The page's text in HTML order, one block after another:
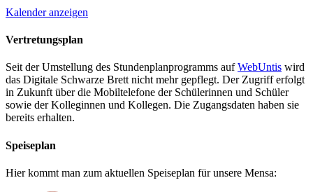
Kalender anzeigen
Vertretungsplan
Seit der Umstellung des Stundenplanprogramms aufWebUntis wird
das Digitale Schwarze Brett nicht mehr gepflegt. Der Zugriff erfolgt
in Zukunft über die Mobiltelefone der Schülerinnen und Schüler
sowie der Kolleginnen und Kollegen. Die Zugangsdaten haben sie
bereits erhalten.
Speiseplan
Hier kommt man zum aktuellen Speiseplan für unsere Mensa: